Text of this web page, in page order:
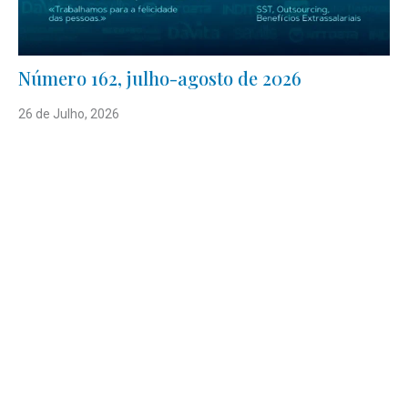
Número 162, julho-agosto de 2026
26 de Julho, 2026